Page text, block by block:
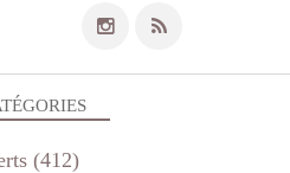
(412)